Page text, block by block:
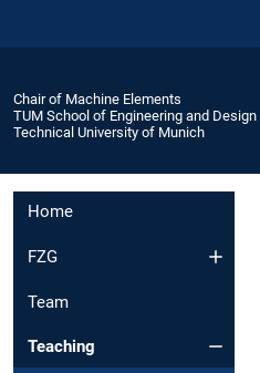
Chair of Machine Elements
TUM School of Engineering and Design
Technical University of Munich
Home
FZG
Team
Teaching